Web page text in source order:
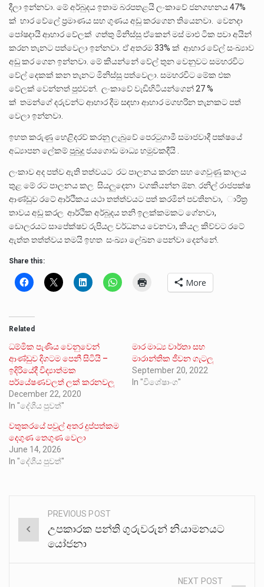
දීලා ඉන්නවා. මේ අර්බුදය ඉතාම බරපතළයි ලංකාවේ ජනගහනය 47%
ක් හාර වේලේ ප්‍රමාණය සහ ගුණය අඩු කරගෙන තියෙනවා. වෙනදා
පෝෂදායි ආහාර වේලක් ගත්තු මිනිස්සු ඒකෙන් මස් මාළු ටික පවා අයින්
කරන තැනට පත්වෙලා ඉන්නවා. ඒ අතරම 33% ක් ආහාර වේල් සංඛ්‍යාව
අඩු කර ගෙන ඉන්නවා. මේ කියන්නේ වේල් තුන වෙනුවට සමහරවිට
වේල් දෙකක් කන තැනට මිනිස්සු පත්වෙලා. සමහරවිට මේක එක
වේලක් වෙන්නත් පුළුවන්. ලංකාවේ වැඩිහිටියන්ගෙන් 27 %
ක් තමන්ගේ දරුවන්ට ආහාර දීම සඳහා ආහාර මගහරින තැනකට පත්
වෙලා ඉන්නවා.
ඉහත කරුණු හෙළිදරව් කරනු ලැබුවේ පෙරටුගාමී සමාජවාදී පක්ෂයේ
අධ්‍යාපන ලේකම් පුබුදු ජයගොඩ මාධ්‍ය හමුවකදීයි .
ලංකාව අද පත්ව ඇති තත්වයට රට පාලනය කරන සහ ගෙවුණු කාලය
තුළ මේ රට පාලනය කල සියලුදෙනා වගකියන්න ඕන. රනිල් රාජපක්ෂ
ආණ්ඩුව රටේ ආර්ථිකය යථා තත්ත්වයට පත් කරමින් පවතිනවා, ාරිත්‍ර
තාවය අඩු කරල ආර්ථික අර්බූදය තනි ඉලක්කමකට ගේනවා,
ඩොලරයට සාපේක්ෂව රුපියල වර්ධනය වෙනවා, කියල කිව්වට රටේ
ඇත්ත තත්ත්වය තමයි ඉහත සංඛ්‍යා ලේඛන පෙන්වා දෙන්නේ.
Share this:
More
Related
ධම්මික පැණිය වෙනුවෙන්
ආණ්ඩුව දිගටම පෙනී සිටියි –
ඉදිරියේදී විද්‍යාත්මක
පර්යේෂණවලත් ලක් කරනවලු
December 22, 2020
In "දේශීය පුවත්"
මාර මාධ්‍ය වාර්තා සහ
මාරාන්තික ජීවන ගැටලු
September 20, 2022
In "විශේෂාංග"
වතුකරයේ පවුල් අතර දුප්පත්කම
දෙගුණ තෙගුණ වෙලා
June 14, 2026
In "දේශීය පුවත්"
Post
navigation
PREVIOUS POST
උපකාරක පන්ති ගුරුවරුන් නියාමනයට
යෝජනා
NEXT POST